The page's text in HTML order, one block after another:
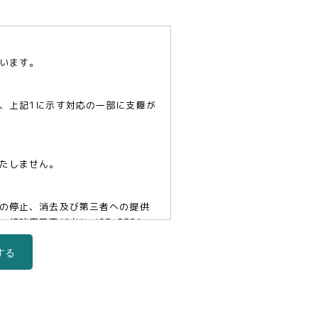
ます。
上記1に示す対応の一部に支障が
しません。
停止、消去及び第三者への提供
・相談窓口責任者(tel03-5321-
る